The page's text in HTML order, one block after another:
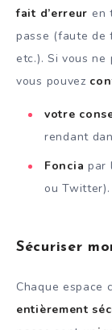
fait d’erreur en
passe (faute de
etc.). Si vous ne
vous pouvez
votre
rendant
Foncia par
ou Twitter).
Sécuriser
Chaque espace
entièrement